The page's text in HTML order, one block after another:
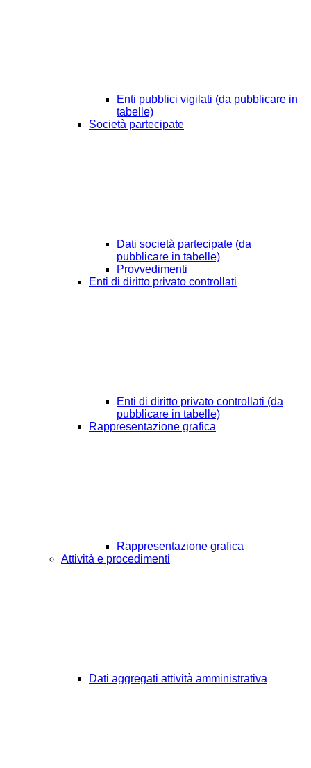
Enti pubblici vigilati (da pubblicare in
tabelle)
Società partecipate
Dati società partecipate (da
pubblicare in tabelle)
Provvedimenti
Enti di diritto privato controllati
Enti di diritto privato controllati (da
pubblicare in tabelle)
Rappresentazione grafica
Rappresentazione grafica
Attività e procedimenti
Dati aggregati attività amministrativa